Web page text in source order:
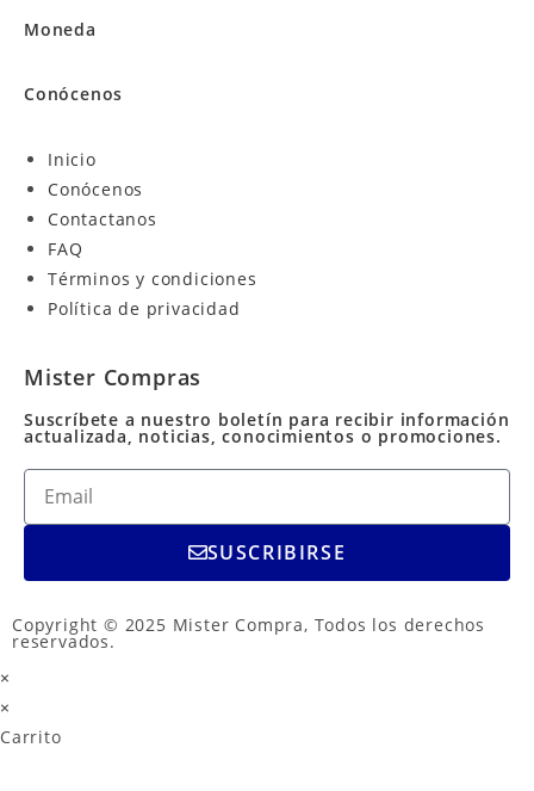
Moneda
Conócenos
Inicio
Conócenos
Contactanos
FAQ
Términos y condiciones
Política de privacidad
Mister Compras
Suscríbete a nuestro boletín para recibir información
actualizada, noticias, conocimientos o promociones.
SUSCRIBIRSE
Copyright © 2025 Mister Compra, Todos los derechos
reservados.
×
×
Carrito